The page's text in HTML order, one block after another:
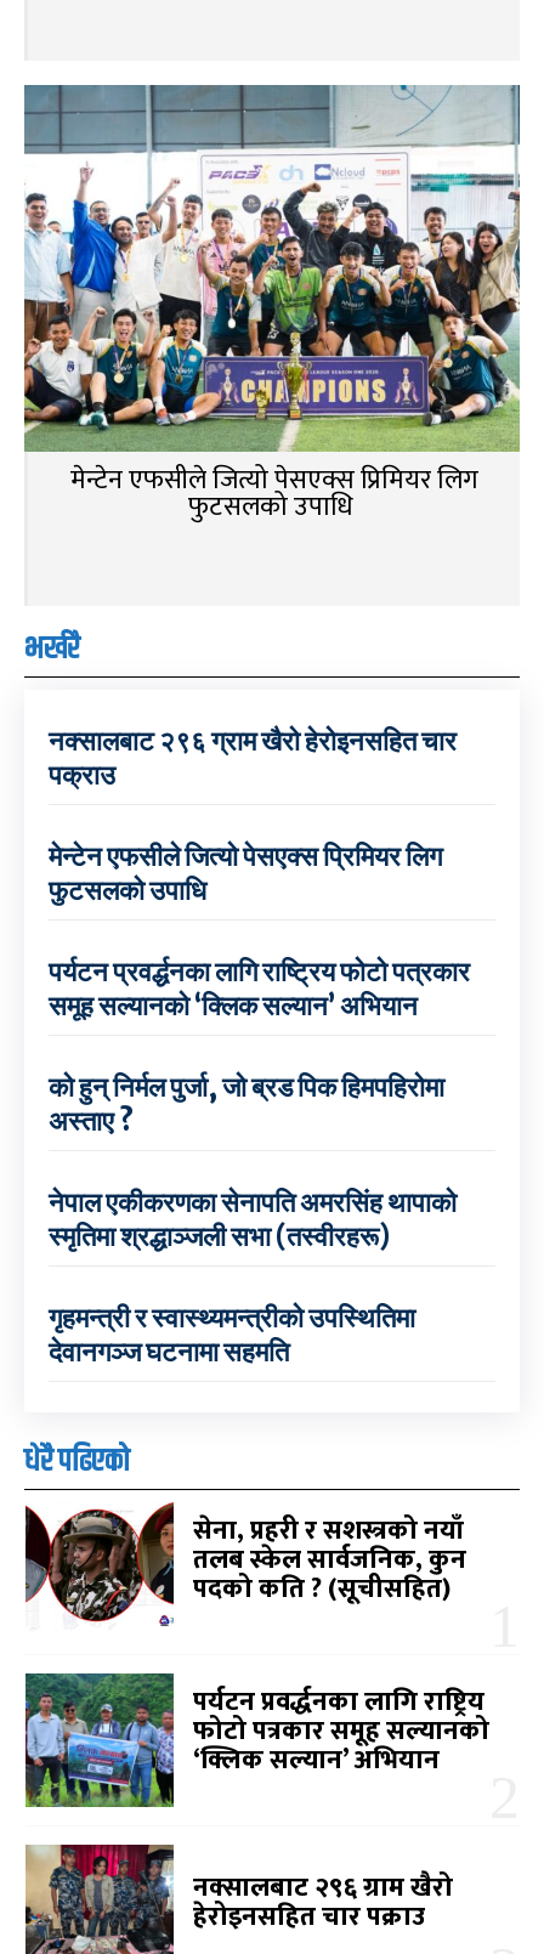
मेन्टेन एफसीले जित्यो पेसएक्स प्रिमियर लिग
फुटसलको उपाधि
भर्खरै
नक्सालबाट २९६ ग्राम खैरो हेरोइनसहित चार
पक्राउ
मेन्टेन एफसीले जित्यो पेसएक्स प्रिमियर लिग
फुटसलको उपाधि
पर्यटन प्रवर्द्धनका लागि राष्ट्रिय फोटो पत्रकार
समूह सल्यानको ‘क्लिक सल्यान’ अभियान
को हुन् निर्मल पुर्जा, जो ब्रड पिक हिमपहिरोमा
अस्ताए ?
नेपाल एकीकरणका सेनापति अमरसिंह थापाको
स्मृतिमा श्रद्धाञ्जली सभा (तस्वीरहरू)
गृहमन्त्री र स्वास्थ्यमन्त्रीको उपस्थितिमा
देवानगञ्ज घटनामा सहमति
धेरै पढिएको
सेना, प्रहरी र सशस्त्रको नयाँ
तलब स्केल सार्वजनिक, कुन
पदको कति ? (सूचीसहित)
पर्यटन प्रवर्द्धनका लागि राष्ट्रिय
फोटो पत्रकार समूह सल्यानको
‘क्लिक सल्यान’ अभियान
नक्सालबाट २९६ ग्राम खैरो
हेरोइनसहित चार पक्राउ